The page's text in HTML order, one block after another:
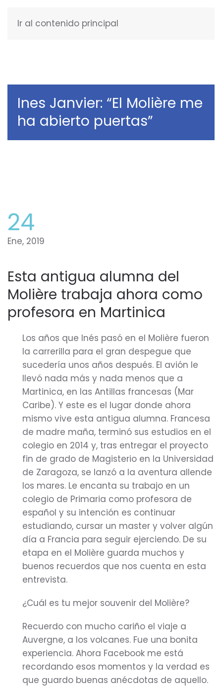
Ir al contenido principal
Ines Janvier: “El Molière me
ha abierto puertas”
24
Ene, 2019
Esta antigua alumna del
Molière trabaja ahora como
profesora en Martinica
Los años que Inés pasó en el Molière fueron
la carrerilla para el gran despegue que
sucedería unos años después. El avión le
llevó nada más y nada menos que a
Martinica, en las Antillas francesas (Mar
Caribe). Y este es el lugar donde ahora
mismo vive esta antigua alumna. Francesa
de madre maña, terminó sus estudios en el
colegio en 2014 y, tras entregar el proyecto
fin de grado de Magisterio en la Universidad
de Zaragoza, se lanzó a la aventura allende
los mares. Le encanta su trabajo en un
colegio de Primaria como profesora de
español y su intención es continuar
estudiando, cursar un master y volver algún
día a Francia para seguir ejerciendo. De su
etapa en el Molière guarda muchos y
buenos recuerdos que nos cuenta en esta
entrevista.
¿Cuál es tu mejor souvenir del Molière?
Recuerdo con mucho cariño el viaje a
Auvergne, a los volcanes. Fue una bonita
experiencia. Ahora Facebook me está
recordando esos momentos y la verdad es
que guardo buenas anécdotas de aquello.